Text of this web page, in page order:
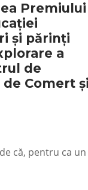
Premiului
și părinți
a
de
Comert
că, pentru ca un